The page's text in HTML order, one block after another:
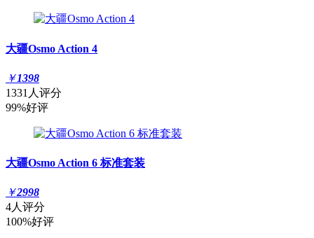
大疆Osmo Action 4
￥1398
1331人评分
99%好评
大疆Osmo Action 6 标准套装
￥2998
4人评分
100%好评